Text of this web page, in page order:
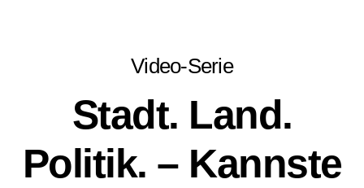
Video-Serie
Stadt. Land.
Politik. – Kannste